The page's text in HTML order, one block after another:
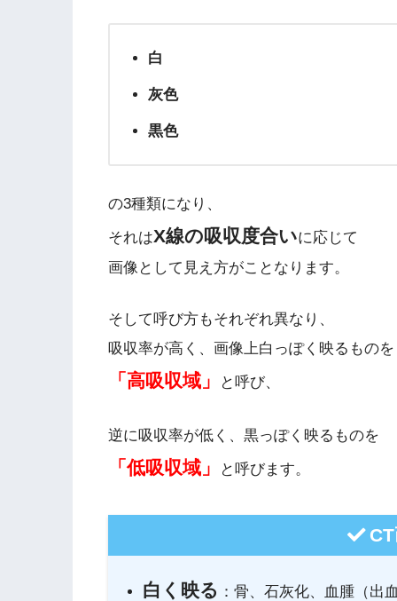
白
灰色
黒色
の3種類になり、
それはX線の吸収度合いに応じて
画像として見え方がことなります。
そして呼び方もそれぞれ異なり、
吸収率が高く、画像上白っぽく映るものを
「高吸収域」 と呼び、
逆に吸収率が低く、黒っぽく映るものを
「低吸収域」 と呼びます。
白く映る ：骨、石灰化、血腫（出